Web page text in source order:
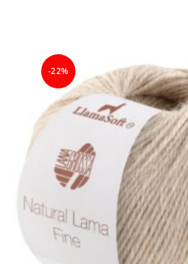
-22%